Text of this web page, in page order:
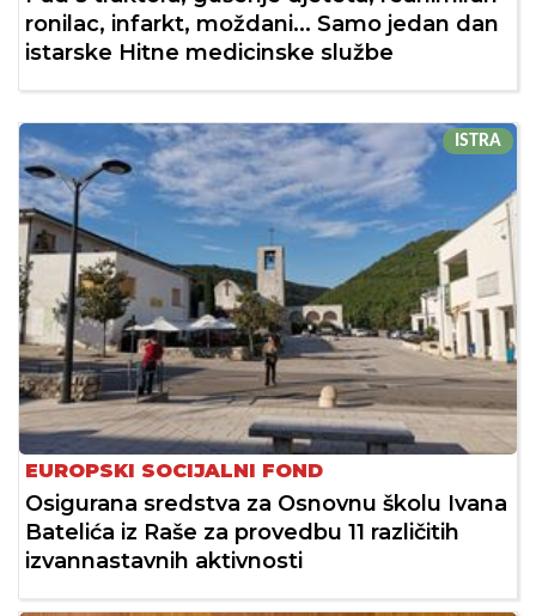
ronilac, infarkt, moždani... Samo jedan dan
istarske Hitne medicinske službe
ISTRA
EUROPSKI SOCIJALNI FOND
Osigurana sredstva za Osnovnu školu Ivana
Batelića iz Raše za provedbu 11 različitih
izvannastavnih aktivnosti